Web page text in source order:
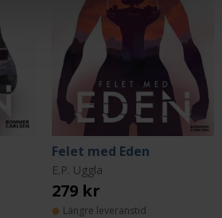
Felet med Eden
E.P. Uggla
279 kr
Längre leveranstid